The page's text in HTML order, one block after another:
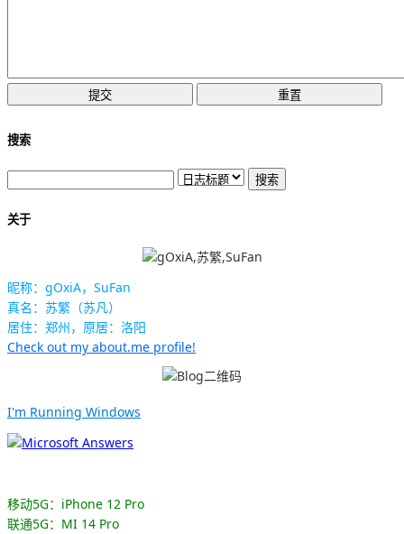
搜索
关于
昵称：gOxiA，SuFan
真名：苏繁（苏凡）
居住：郑州，原居：洛阳
Check out my about.me profile!
I'm Running Windows
移动5G：iPhone 12 Pro
联通5G：MI 14 Pro